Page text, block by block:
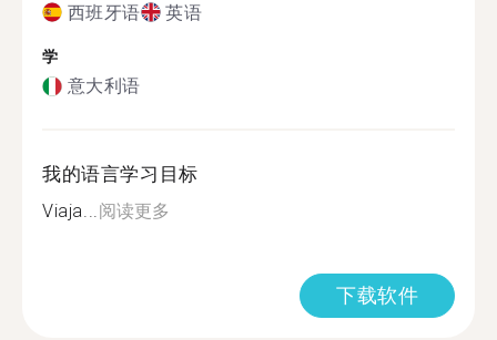
西班牙语 英语
学
意大利语
我的语言学习目标
Viaja...阅读更多
下载软件